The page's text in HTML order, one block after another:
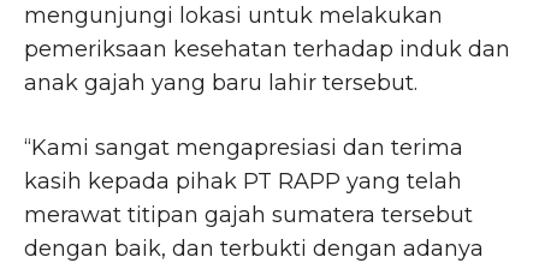
mengunjungi lokasi untuk melakukan
pemeriksaan kesehatan terhadap induk dan
anak gajah yang baru lahir tersebut.
“Kami sangat mengapresiasi dan terima
kasih kepada pihak PT RAPP yang telah
merawat titipan gajah sumatera tersebut
dengan baik, dan terbukti dengan adanya